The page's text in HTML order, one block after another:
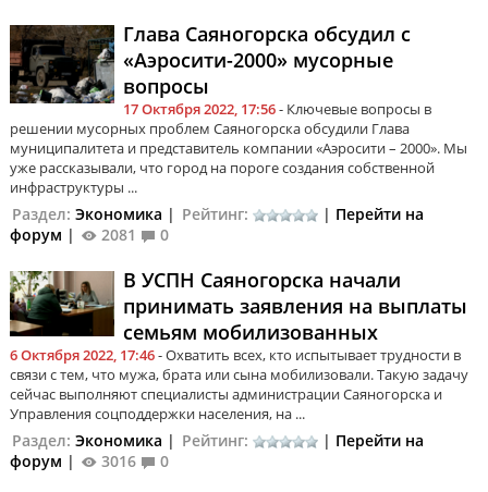
Глава Саяногорска обсудил с
«Аэросити-2000» мусорные
вопросы
17 Октября 2022, 17:56- Ключевые вопросы в
решении мусорных проблем Саяногорска обсудили Глава
муниципалитета и представитель компании «Аэросити – 2000». Мы
уже рассказывали, что город на пороге создания собственной
инфраструктуры ...
Раздел: Экономика | Рейтинг: | Перейти на
форум | 2081 0
В УСПН Саяногорска начали
принимать заявления на выплаты
семьям мобилизованных
6 Октября 2022, 17:46- Охватить всех, кто испытывает трудности в
связи с тем, что мужа, брата или сына мобилизовали. Такую задачу
сейчас выполняют специалисты администрации Саяногорска и
Управления соцподдержки населения, на ...
Раздел: Экономика | Рейтинг: | Перейти на
форум | 3016 0